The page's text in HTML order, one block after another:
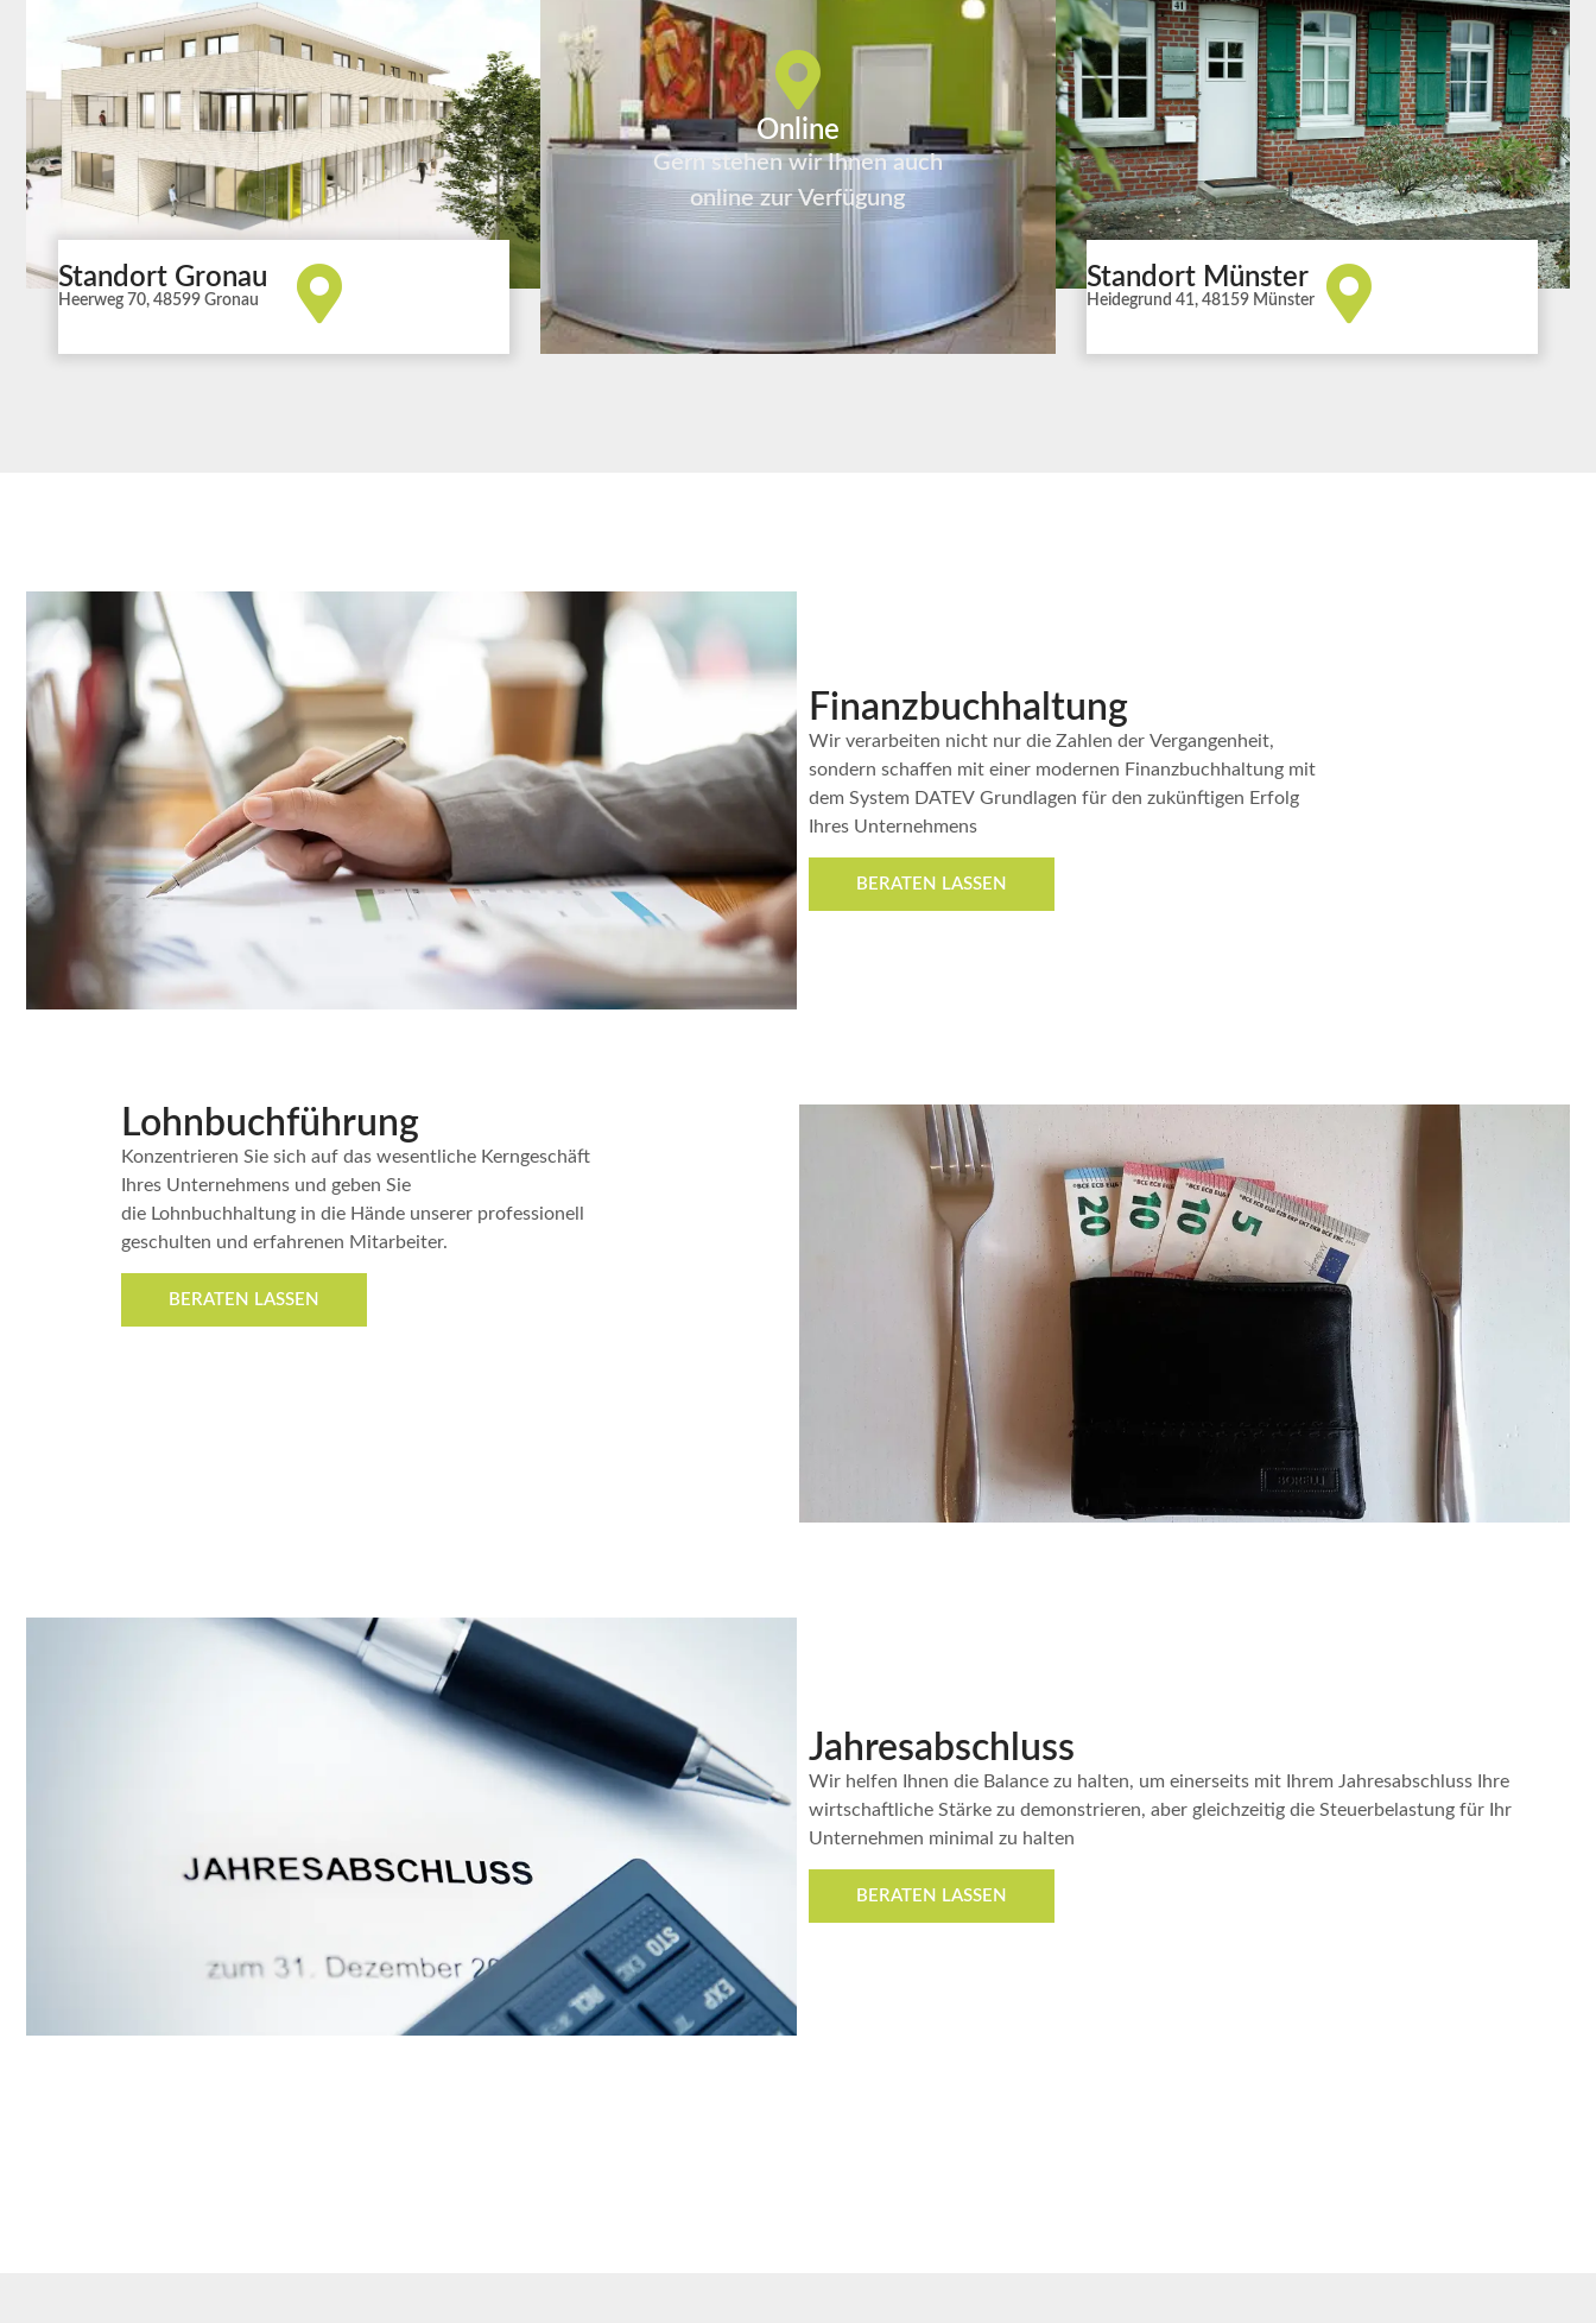
Standort Gronau
Heerweg 70, 48599 Gronau
Online
Gern stehen wir Ihnen auch
online zur Verfügung
Standort Münster
Heidegrund 41, 48159 Münster
Finanzbuchhaltung
Wir verarbeiten nicht nur die Zahlen der Vergangenheit,
sondern schaffen mit einer modernen Finanzbuchhaltung mit
dem System DATEV Grundlagen für den zukünftigen Erfolg
Ihres Unternehmens
BERATEN LASSEN
Lohnbuchführung
Konzentrieren Sie sich auf das wesentliche Kerngeschäft
Ihres Unternehmens und geben Sie
die Lohnbuchhaltung in die Hände unserer professionell
geschulten und erfahrenen Mitarbeiter.
BERATEN LASSEN
Jahresabschluss
Wir helfen Ihnen die Balance zu halten, um einerseits mit Ihrem Jahresabschluss Ihre
wirtschaftliche Stärke zu demonstrieren, aber gleichzeitig die Steuerbelastung für Ihr
Unternehmen minimal zu halten
BERATEN LASSEN